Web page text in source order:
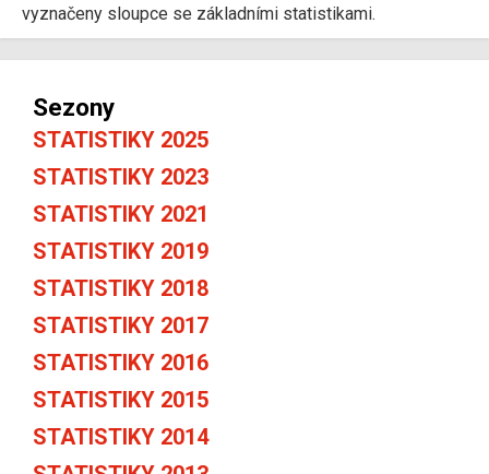
vyznačeny sloupce se základními statistikami.
Sezony
STATISTIKY 2025
STATISTIKY 2023
STATISTIKY 2021
STATISTIKY 2019
STATISTIKY 2018
STATISTIKY 2017
STATISTIKY 2016
STATISTIKY 2015
STATISTIKY 2014